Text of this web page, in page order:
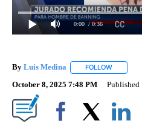
0:00 / 0:36
By Luis Medina FOLLOW
October 8, 2025 7:48 PM Published